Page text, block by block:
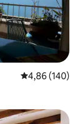
4,86 de uma
4,86 (140)